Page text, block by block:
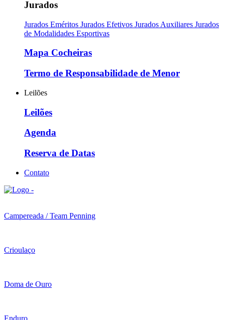
Jurados
Jurados Eméritos Jurados Efetivos Jurados Auxiliares Jurados
de Modalidades Esportivas
Mapa Cocheiras
Termo de Responsabilidade de Menor
Leilões
Leilões
Agenda
Reserva de Datas
Contato
Campereada / Team Penning
Crioulaço
Doma de Ouro
Enduro